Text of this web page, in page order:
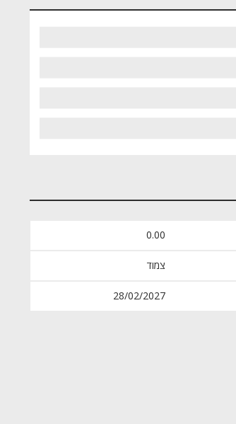
0.00
צמוד
28/02/2027